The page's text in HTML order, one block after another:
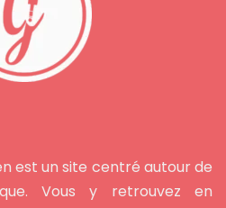
est un site centré autour de
Vous y retrouvez en